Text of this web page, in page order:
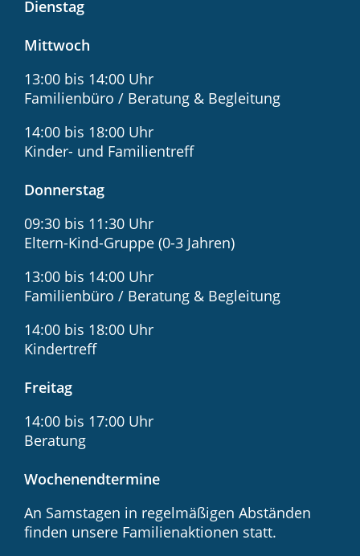
Dienstag
Mittwoch
13:00 bis 14:00 Uhr
Familienbüro / Beratung & Begleitung
14:00 bis 18:00 Uhr
Kinder- und Familientreff
Donnerstag
09:30 bis 11:30 Uhr
Eltern-Kind-Gruppe (0-3 Jahren)
13:00 bis 14:00 Uhr
Familienbüro / Beratung & Begleitung
14:00 bis 18:00 Uhr
Kindertreff
Freitag
14:00 bis 17:00 Uhr
Beratung
Wochenendtermine
An Samstagen in regelmäßigen Abständen
finden unsere Familienaktionen statt.